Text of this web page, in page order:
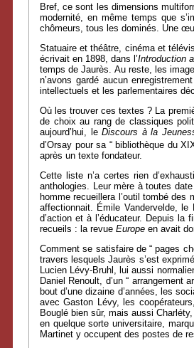
Bref, ce sont les dimensions
modernité, en même temps que
chômeurs, tous les dominés. Une
Statuaire et théâtre, cinéma et
écrivait en 1898, dans l’Introduction
temps de Jaurès. Au reste, les
n’avons gardé aucun
intellectuels et les parlementaires
Où les trouver ces textes ? La
de choix au rang de classiques
aujourd’hui, leDiscours à la
d’Orsay pour sa “ bibliothèque du
après un texte fondateur.
Cette liste n’a certes rien
anthologies. Leur mère à toutes
homme recueillera l’outil tombé
affectionnait. Émile Vandervelde,
d’action et à l’éducateur. Depuis
recueils : la revue Europe en avait
Comment se satisfaire de “ pages
travers lesquels Jaurès s’est
Lucien Lévy-Bruhl, lui aussi
Daniel Renoult, d’un “
bout d’une dizaine d’années, les
avec Gaston Lévy, les
Bouglé bien sûr, mais aussi
en quelque sorte universitaire,
Martinet y occupent des postes de